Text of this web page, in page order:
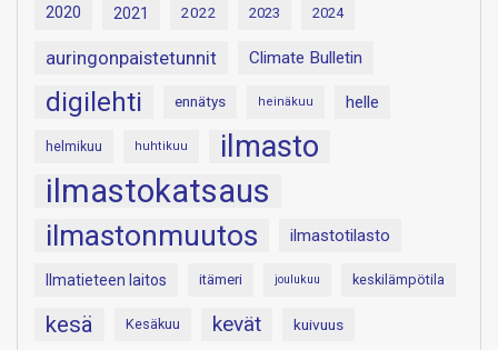
2020 2021 2022 2023 2024
auringonpaistetunnit Climate Bulletin
digilehti ennätys heinäkuu helle
helmikuu huhtikuu ilmasto
ilmastokatsaus
ilmastonmuutos ilmastotilasto
Ilmatieteen laitos itämeri joulukuu keskilämpötila
kesä Kesäkuu kevät kuivuus